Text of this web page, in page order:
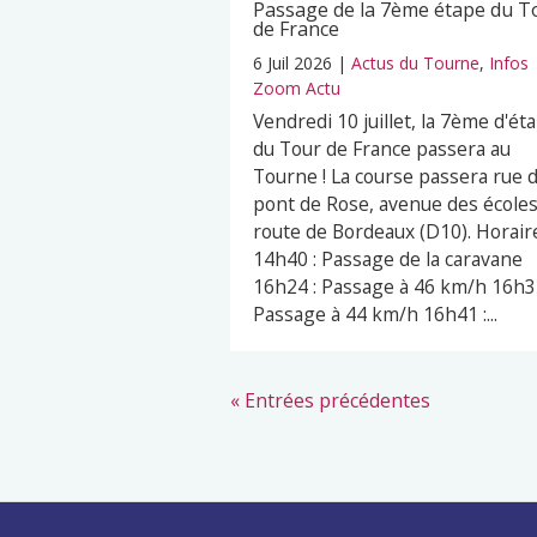
Passage de la 7ème étape du
de France
6 Juil 2026 | Actus du Tourne, Infos
Zoom Actu
Vendredi 10 juillet, la 7ème
du Tour de France passera au
Tourne ! La course passera rue
pont de Rose, avenue des
route de Bordeaux (D10).
14h40 : Passage de la caravane
16h24 : Passage à 46 km/h
Passage à 44 km/h 16h41 :...
« Entrées précédentes